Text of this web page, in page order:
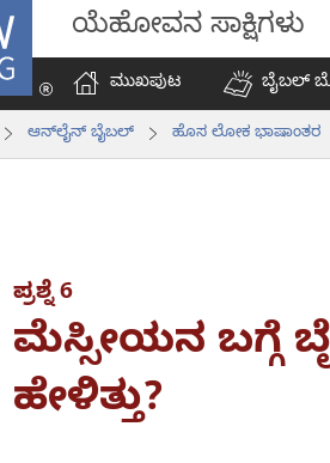
ಯೆಹೋವನ ಸಾಕ್ಷಿಗಳು
ಮುಖಪುಟ
ಬೈಬಲ್‌
ಆನ್‌ಲೈನ್‌ ಬೈಬಲ್‌ ಹೊಸ ಲೋಕ ಭಾಷಾಂತರ
ಪ್ರಶ್ನೆ 6
ಮೆಸ್ಸೀಯನ ಬಗ್ಗೆ
ಹೇಳಿತ್ತು?